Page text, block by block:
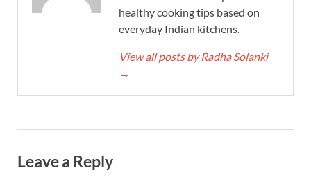
healthy cooking tips based on
everyday Indian kitchens.
View all posts by Radha Solanki
→
Leave a Reply